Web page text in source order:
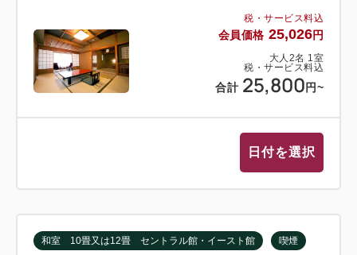
税・サービス料込
会員価格 25,026円
大人 2名 1室
税・サービス料込
合計 25,800 円~
日付を選択
和室 10畳又は12畳 セントラル館・イースト館 喫煙